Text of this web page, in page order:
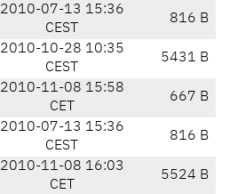
2010-07-13 15:36
CEST
816 B
2010-10-28 10:35
CEST
5431 B
2010-11-08 15:58
CET
667 B
2010-07-13 15:36
CEST
816 B
2010-11-08 16:03
CET
5524 B